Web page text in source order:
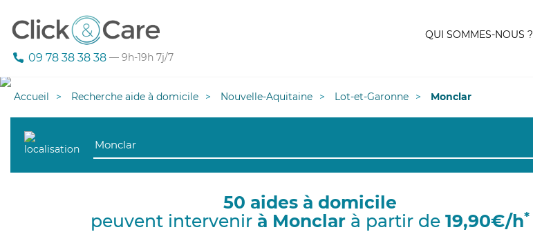
09 78 38 38 38 — 9h-19h 7j/7
QUI SOMMES-NOUS ?
Accueil Recherche aide à domicile Nouvelle-Aquitaine Lot-et-Garonne Monclar
50 aides à domicile
peuvent intervenir à Monclarà partir de 19,90€/h*